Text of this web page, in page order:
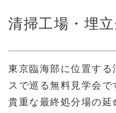
清掃工場・埋
東京臨海部に位置す
スで巡る無料見学会で
貴重な最終処分場の延